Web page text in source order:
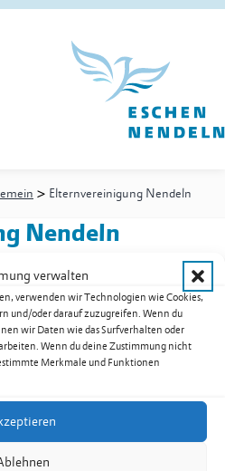
verwalten
verwenden wir Technologien wie Cookies,
und/oder darauf zuzugreifen. Wenn du
wir Daten wie das Surfverhalten oder
Wenn du deine Zustimmung nicht
Merkmale und Funktionen
> Elternvereinigung Nendeln
Nendeln